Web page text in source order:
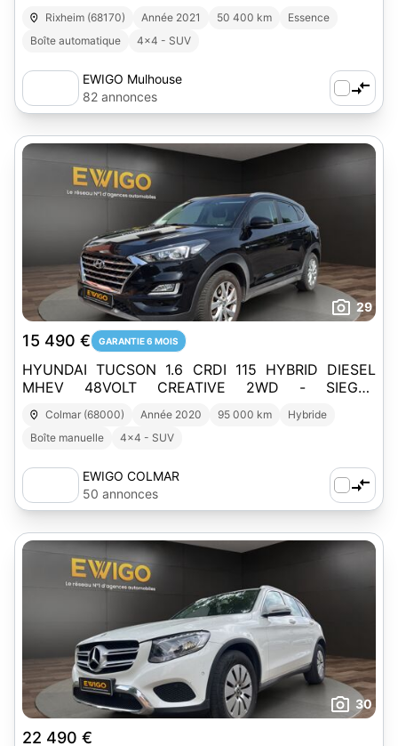
Rixheim (68170) Année 2021 50 400 km
Essence
Boîte automatique
4x4 - SUV
EWIGO Mulhouse
82 annonces
29
15 490 € GARANTIE 6 MOIS
HYUNDAI TUCSON 1.6 CRDI 115 HYBRID DIESEL
MHEV 48VOLT CREATIVE 2WD - SIEGES
CHAUFFANTS - GARANTIE 6 MOIS
Colmar (68000) Année 2020 95 000 km
Hybride
Boîte manuelle
4x4 - SUV
EWIGO COLMAR
50 annonces
30
22 490 €